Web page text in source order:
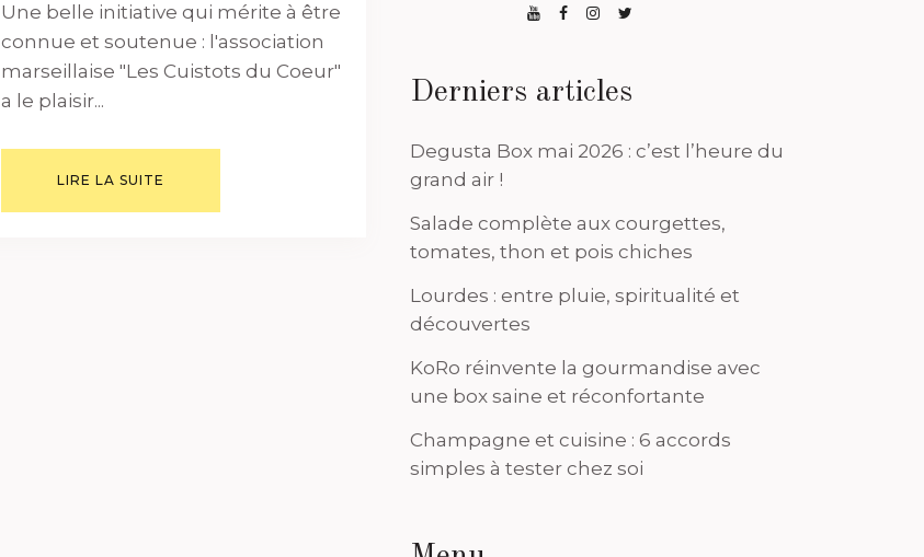
Une belle initiative qui mérite à être
connue et soutenue : l'association
marseillaise "Les Cuistots du Coeur"
a le plaisir...
LIRE LA SUITE
Derniers articles
Degusta Box mai 2026 : c’est l’heure du
grand air !
Salade complète aux courgettes,
tomates, thon et pois chiches
Lourdes : entre pluie, spiritualité et
découvertes
KoRo réinvente la gourmandise avec
une box saine et réconfortante
Champagne et cuisine : 6 accords
simples à tester chez soi